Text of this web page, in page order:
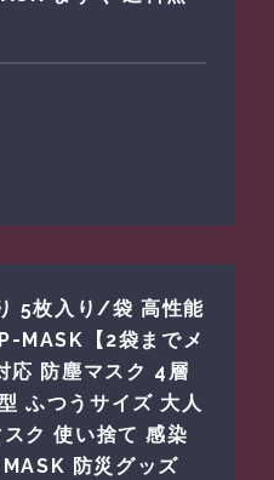
5枚入り/袋 高性能
MASK【2袋までメ
応 防塵マスク 4層
ふつうサイズ 大人
ク 使い捨て 感染
防災グッズ